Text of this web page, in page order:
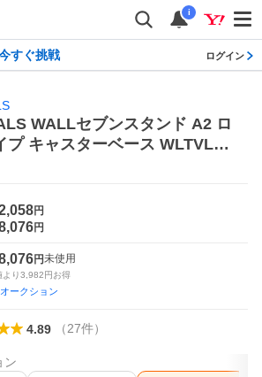
i
すぐ挑戦 ログイン
WALLセブンスタンド A2 ロ
プ キャスターベース WLTVL41
円
円
円未使用
より3,982円お得
ークション
4.89 （27件）
ン